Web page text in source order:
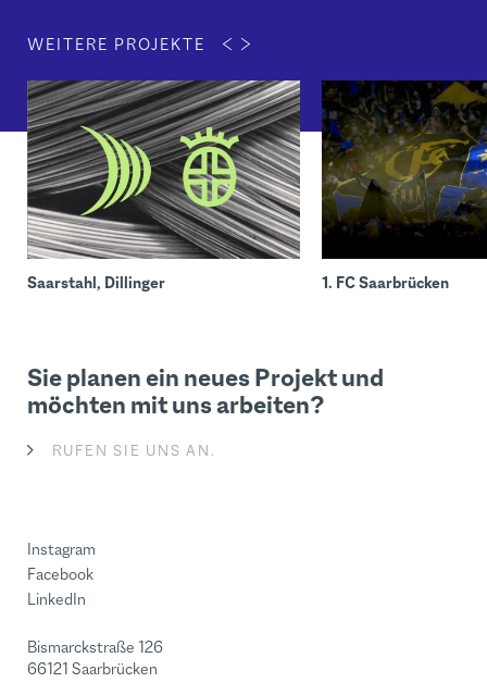
WEITERE PROJEKTE
Saarstahl, Dillinger 1. FC Saarbrücken
Sie planen ein neues Projekt und
möchten mit uns arbeiten?
RUFEN SIE UNS AN.
Instagram
Facebook
LinkedIn
Bismarckstraße 126
66121 Saarbrücken